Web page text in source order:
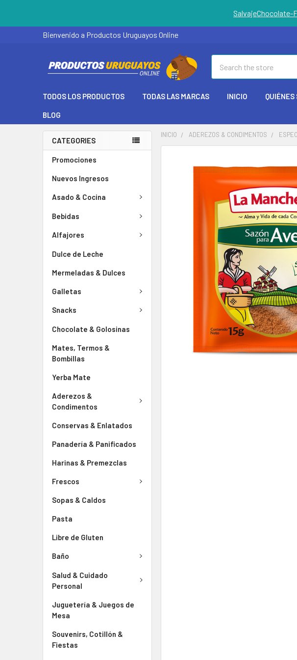
SalvajeChocolate-
Bienvenido a Productos Uruguayos Online
TODOS LOS PRODUCTOS TODAS LAS MARCAS INICIO QUIÉNES
BLOG
CATEGORIES
Promociones
Nuevos Ingresos
Asado & Cocina
Bebidas
Alfajores
Dulce de Leche
Mermeladas & Dulces
Galletas
Snacks
Chocolate & Golosinas
Mates, Termos &
Bombillas
Yerba Mate
Aderezos &
Condimentos
Conservas & Enlatados
Panadería & Panificados
Harinas & Premezclas
Frescos
Sopas & Caldos
Pasta
Libre de Gluten
Baño
Salud & Cuidado
Personal
Juguetería & Juegos de
Mesa
Souvenirs, Cotillón &
Fiestas
INICIO ADEREZOS & CONDIMENTOS